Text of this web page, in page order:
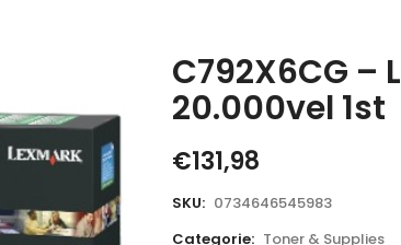
C792X6CG –
20.000vel 1st
€131,98
SKU: 0734646545983
Categorie: Toner & Supplies